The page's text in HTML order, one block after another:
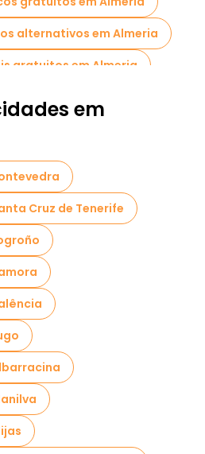
alternativos em Almeria
gratuitos em Almeria
para famílias em Almeria
cidade velha Almeria
em
Cruz de Tenerife